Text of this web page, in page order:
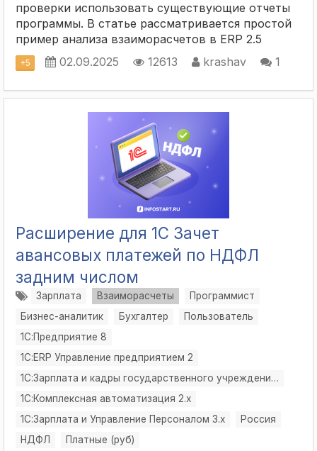
проверки использовать существующие отчеты
программы. В статье рассматривается простой
пример анализа взаиморасчетов в ERP 2.5
+5 02.09.2025 12613 krashav 1
Расширение для 1С Зачет
авансовых платежей по НДФЛ
задним числом
Зарплата Взаиморасчеты
Программист
Бизнес-аналитик
Бухгалтер
Пользователь
1С:Предприятие 8
1С:ERP Управление предприятием 2
1С:Зарплата и кадры государственного учреждения 3
1С:Комплексная автоматизация 2.х
1С:Зарплата и Управление Персоналом 3.x
Россия
НДФЛ
Платные (руб)